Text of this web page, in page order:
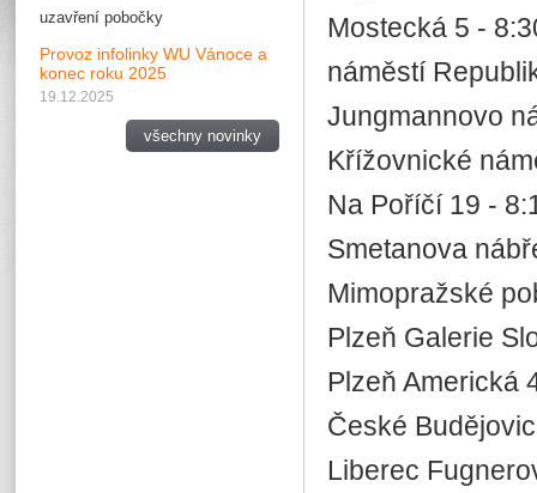
uzavření pobočky
Provoz infolinky WU Vánoce a
konec roku 2025
19.12.2025
všechny novinky
Mostecká 5 -
náměstí
Jungmannovo
Křížovnické
Na Poříčí 19 -
Smetanova
Mimopražské
Plzeň Galerie
Plzeň Americká
České
Liberec